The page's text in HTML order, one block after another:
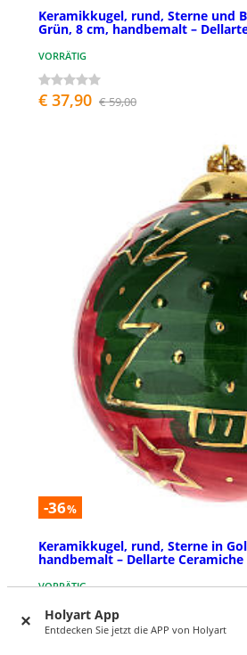
Holyart App
Entdecken Sie jetzt die APP von Holyart
Keramikkugel, rund, Sterne und
Grün, 8 cm, handbemalt –
VORRÄTIG
€ 37,90 € 59,00
-36%
Keramikkugel, rund, Sterne in
handbemalt – Dellarte Ceramiche
VORRÄTIG
€ 44,90 € 70,00